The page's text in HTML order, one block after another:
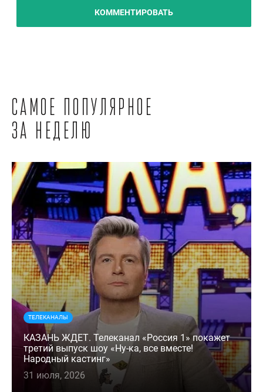
КОММЕНТИРОВАТЬ
Самое популярное
за неделю
ТЕЛЕКАНАЛЫ
КАЗАНЬ ЖДЕТ. Телеканал «Россия 1» покажет
третий выпуск шоу «Ну-ка, все вместе!
Народный кастинг»
31 июля, 2026